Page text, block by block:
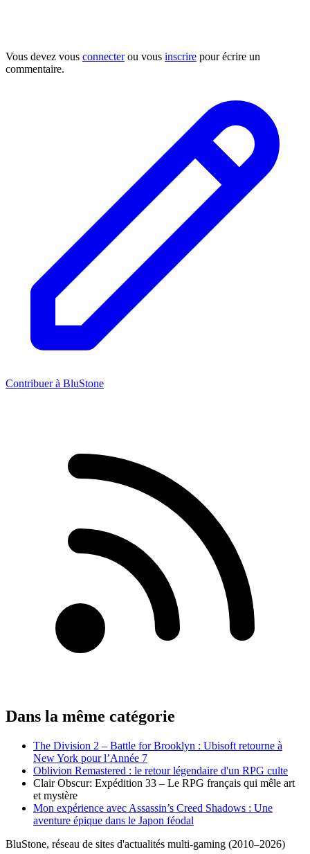
Vous devez vous connecterou vous inscrire pour écrire un
commentaire.
Contribuer à BluStone
Dans la même catégorie
The Division 2 – Battle for Brooklyn : Ubisoft retourne à
New York pour l’Année 7
Oblivion Remastered : le retour légendaire d'un RPG culte
Clair Obscur: Expédition 33 – Le RPG français qui mêle art
et mystère
Mon expérience avec Assassin’s Creed Shadows : Une
aventure épique dans le Japon féodal
BluStone, réseau de sites d'actualités multi-gaming (2010–2026)